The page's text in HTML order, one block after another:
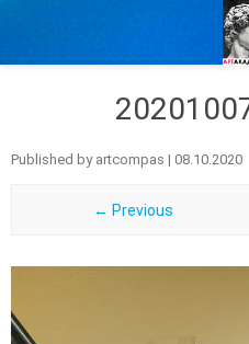
Published by artcompas | 08.10.2020
← Previous